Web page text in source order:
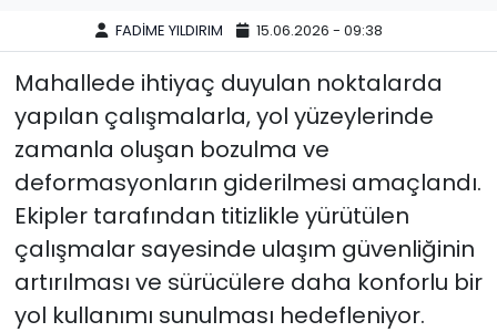
FADİME YILDIRIM 15.06.2026 - 09:38
Mahallede ihtiyaç duyulan noktalarda
yapılan çalışmalarla, yol yüzeylerinde
zamanla oluşan bozulma ve
deformasyonların giderilmesi amaçlandı.
Ekipler tarafından titizlikle yürütülen
çalışmalar sayesinde ulaşım güvenliğinin
artırılması ve sürücülere daha konforlu bir
yol kullanımı sunulması hedefleniyor.